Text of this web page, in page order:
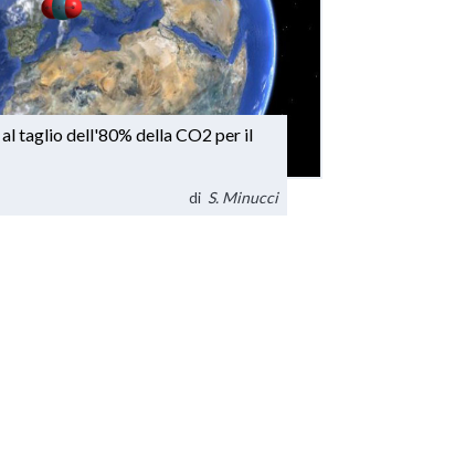
taglio dell'80% della CO2 per il
di S. Minucci